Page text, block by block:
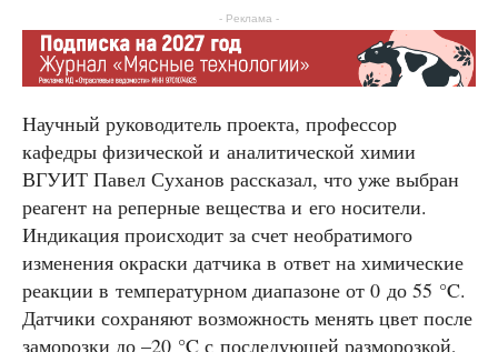
- Реклама -
Научный руководитель проекта, профессор
кафедры физической и аналитической химии
ВГУИТ Павел Суханов рассказал, что уже выбран
реагент на реперные вещества и его носители.
Индикация происходит за счет необратимого
изменения окраски датчика в ответ на химические
реакции в температурном диапазоне от 0 до 55 °C.
Датчики сохраняют возможность менять цвет после
заморозки до –20 °C с последующей разморозкой,